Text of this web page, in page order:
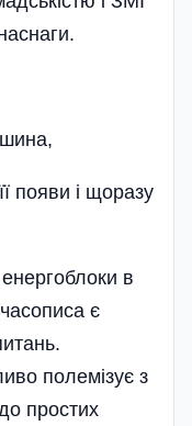
появи і щоразу
в
є
полемізує з
простих